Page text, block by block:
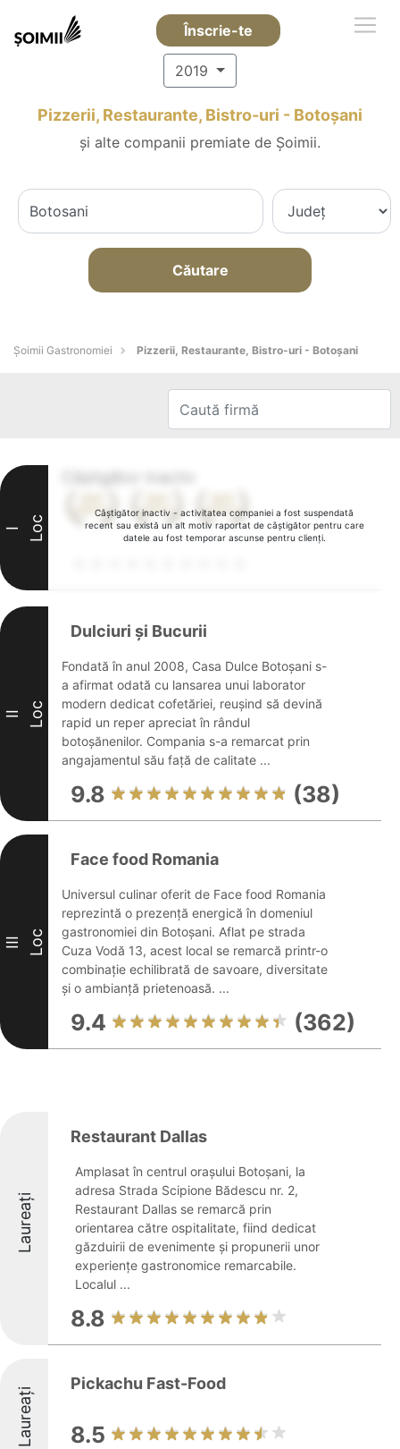
Înscrie-te
2019
Pizzerii, Restaurante, Bistro-uri - Botoşani
și alte companii premiate de Șoimii.
Căutare
Șoimii Gastronomiei Pizzerii, Restaurante, Bistro-uri - Botoşani
Câștigător inactiv - activitatea companiei a fost suspendată
recent sau există un alt motiv raportat de câștigător pentru care
datele au fost temporar ascunse pentru clienți.
I Loc
II Loc
Dulciuri și Bucurii
Fondată în anul 2008, Casa Dulce Botoșani s-
a afirmat odată cu lansarea unui laborator
modern dedicat cofetăriei, reușind să devină
rapid un reper apreciat în rândul
botoșănenilor. Compania s-a remarcat prin
angajamentul său față de calitate ...
9.8 (38)
III Loc
Face food Romania
Universul culinar oferit de Face food Romania
reprezintă o prezență energică în domeniul
gastronomiei din Botoșani. Aflat pe strada
Cuza Vodă 13, acest local se remarcă printr-o
combinație echilibrată de savoare, diversitate
și o ambianță prietenoasă. ...
9.4 (362)
Laureați
Restaurant Dallas
Amplasat în centrul orașului Botoșani, la
adresa Strada Scipione Bădescu nr. 2,
Restaurant Dallas se remarcă prin
orientarea către ospitalitate, fiind dedicat
găzduirii de evenimente și propunerii unor
experiențe gastronomice remarcabile.
Localul ...
8.8
Laureați
Pickachu Fast-Food
8.5